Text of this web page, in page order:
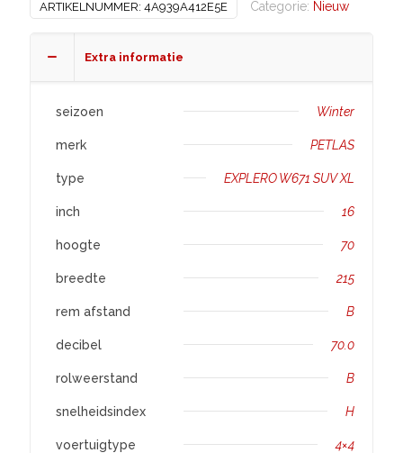
EXPLERO
SUV
ARTIKELNUMMER: 4A939A412E5E Categorie: Nieuw
Extra informatie
seizoen Winter
merk PETLAS
type EXPLERO W671 SUV XL
inch 16
hoogte 70
breedte 215
rem afstand B
decibel 70.0
rolweerstand B
snelheidsindex H
voertuigtype 4×4